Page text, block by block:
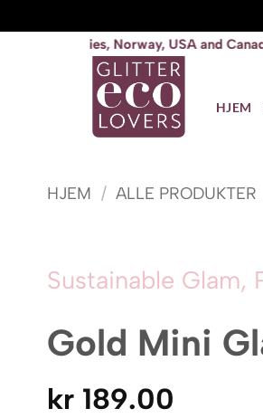
USA and Canada ✦
HJEM
HJEM / ALLE PRODUKTER
Sustainable Glam,
Gold Mini
kr 189.00